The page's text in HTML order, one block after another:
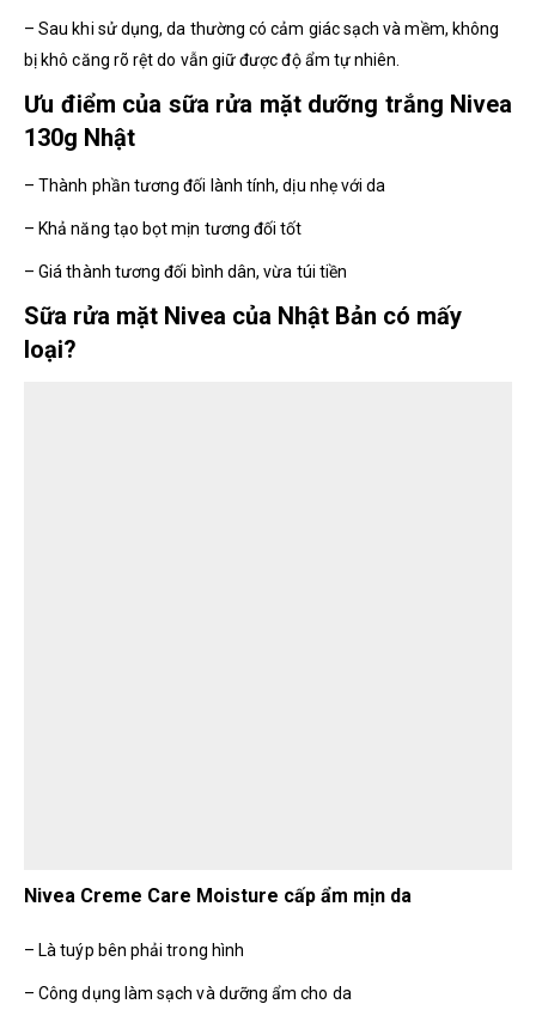
– Sau khi sử dụng, da thường có cảm giác sạch và mềm, không
bị khô căng rõ rệt do vẫn giữ được độ ẩm tự nhiên.
Ưu điểm của sữa rửa mặt dưỡng trắng Nivea
130g Nhật
– Thành phần tương đối lành tính, dịu nhẹ với da
– Khả năng tạo bọt mịn tương đối tốt
– Giá thành tương đối bình dân, vừa túi tiền
Sữa rửa mặt Nivea của Nhật Bản có mấy
loại?
Nivea Creme Care Moisture cấp ẩm mịn da
– Là tuýp bên phải trong hình
– Công dụng làm sạch và dưỡng ẩm cho da